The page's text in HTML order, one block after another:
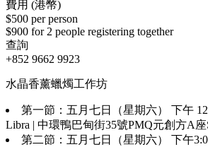
費用 (港幣)
$500 per person
$900 for 2 people registering together
查詢
+852 9662 9923
水晶香薰蠟燭工作坊
第一節：五月七日（星期六） 下午
Libra | 中環鴨巴甸街35號PMQ元創方A座
第二節：五月七日（星期六） 下午